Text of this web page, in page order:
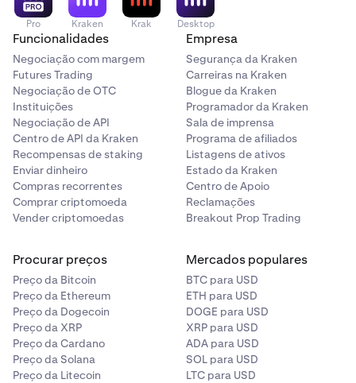
Este processo é automático e acontece em tempo real.
Não há aviso antes que a violação seja acionada. Para
mais informações sobre o que acontece após uma
violação, consulte
O Que Acontece Quando a Sua Conta
É Violada.
Pro Kraken Krak Desktop
Funcionalidades
Negociação com margem
Futures Trading
Negociação de OTC
Instituições
Negociação de API
Centro de API da Kraken
Recompensas de staking
Enviar dinheiro
Compras recorrentes
Comprar criptomoeda
Vender criptomoedas
Empresa
Segurança da Kraken
Carreiras na Kraken
Blogue da Kraken
Programador da Kraken
Sala de imprensa
Programa de afiliados
Listagens de ativos
Estado da Kraken
Centro de Apoio
Reclamações
Breakout Prop Trading
Procurar preços
Preço da Bitcoin
Preço da Ethereum
Preço da Dogecoin
Preço da XRP
Preço da Cardano
Preço da Solana
Preço da Litecoin
Mercados populares
BTC para USD
ETH para USD
DOGE para USD
XRP para USD
ADA para USD
SOL para USD
LTC para USD